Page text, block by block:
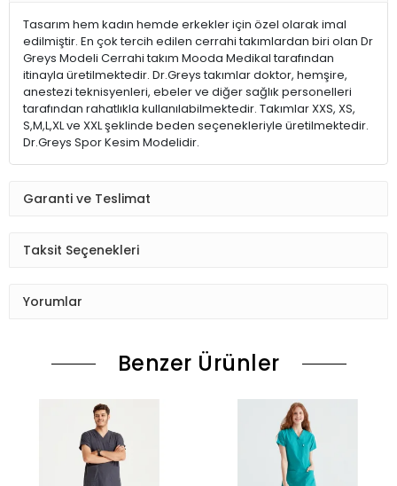
Tasarım hem kadın hemde erkekler için özel olarak imal
edilmiştir. En çok tercih edilen cerrahi takımlardan biri olan Dr
Greys Modeli Cerrahi takım Mooda Medikal tarafından
itinayla üretilmektedir. Dr.Greys takımlar doktor, hemşire,
anestezi teknisyenleri, ebeler ve diğer sağlık personelleri
tarafından rahatlıkla kullanılabilmektedir. Takımlar XXS, XS,
S,M,L,XL ve XXL şeklinde beden seçenekleriyle üretilmektedir.
Dr.Greys Spor Kesim Modelidir.
Garanti ve Teslimat
Taksit Seçenekleri
Yorumlar
Benzer Ürünler